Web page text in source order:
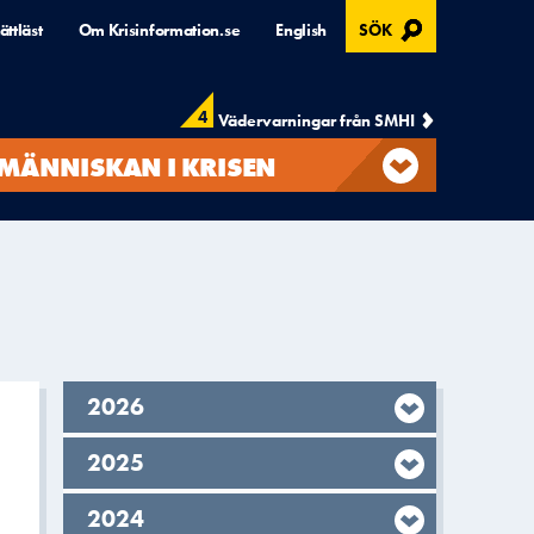
Om Krisinformation.se English SÖK , ÖPPNAS I MODAL
4 Vädervarningar från SMHI
I KRISEN
År,
2026
År,
2025
År,
2024